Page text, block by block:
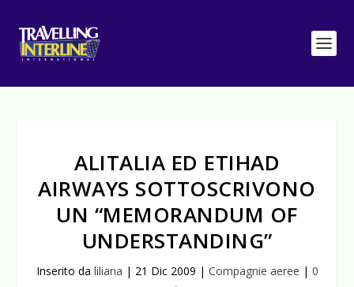
ALITALIA ED ETIHAD
AIRWAYS SOTTOSCRIVONO
UN “MEMORANDUM OF
UNDERSTANDING”
Inserito da liliana | 21 Dic 2009 | Compagnie aeree | 0